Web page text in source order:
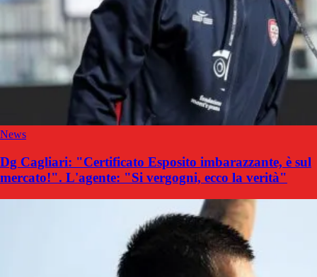
News
Dg Cagliari: "Certificato Esposito imbarazzante, è sul
mercato!". L'agente: "Si vergogni, ecco la verità"